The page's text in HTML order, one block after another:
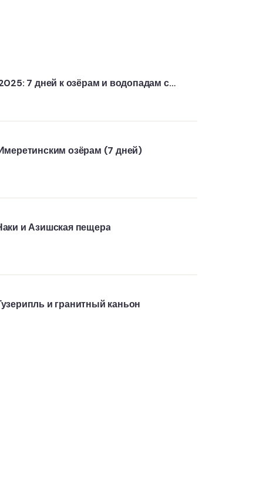
7 дней к озёрам и водопадам с
озёрам (7 дней)
и Азишская пещера
и гранитный каньон